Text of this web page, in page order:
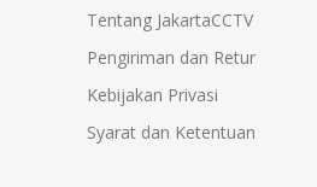
Tentang JakartaCCTV
Pengiriman dan Retur
Kebijakan Privasi
Syarat dan Ketentuan